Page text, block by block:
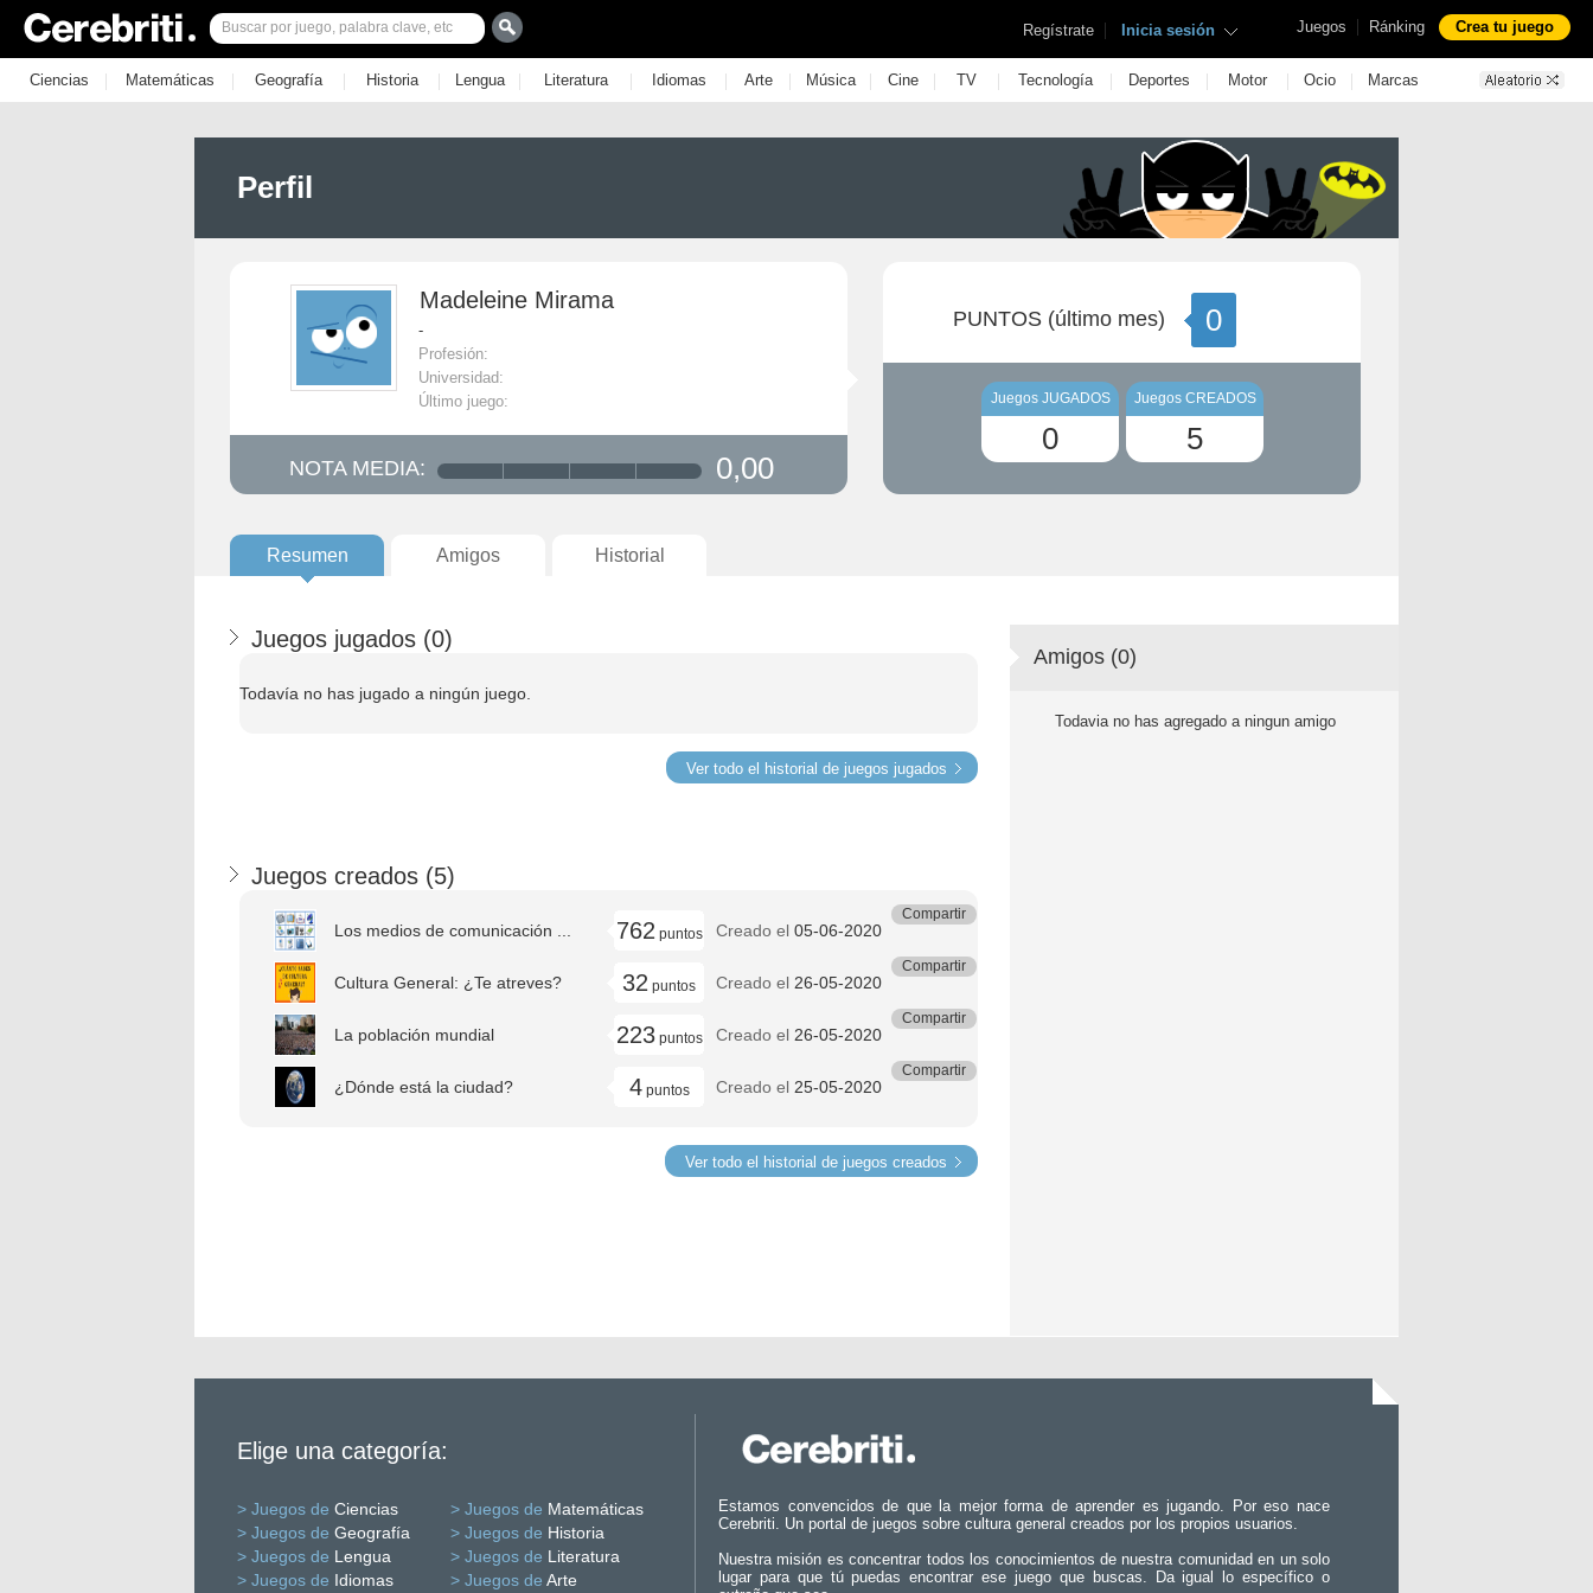
Juegos | Ránking Crea tu juego
Regístrate | Inicia sesión
Ciencias | Matemáticas | Geografía | Historia | Lengua | Literatura | Idiomas | Arte | Música | Cine | TV | Tecnología | Deportes | Motor | Ocio | Marcas
Perfil
Madeleine Mirama
-
Profesión:
Universidad:
Último juego:
NOTA MEDIA: 0,00
PUNTOS (último mes) 0
Juegos JUGADOS
0
Juegos CREADOS
5
Resumen Amigos Historial
Juegos jugados (0)
Todavía no has jugado a ningún juego.
Ver todo el historial de juegos jugados
Juegos creados (5)
Los medios de comunicación ... 762puntos Creado el 05-06-2020
Compartir
Cultura General: ¿Te atreves? 32 puntos Creado el 26-05-2020
Compartir
La población mundial 223puntos Creado el 26-05-2020
Compartir
¿Dónde está la ciudad? 4puntos Creado el 25-05-2020
Compartir
Ver todo el historial de juegos creados
Amigos (0)
Todavia no has agregado a ningun amigo
Elige una categoría:
> Juegos de Ciencias > Juegos de Matemáticas
> Juegos de Geografía > Juegos de Historia
> Juegos de Lengua > Juegos de Literatura
> Juegos de Idiomas > Juegos de Arte
Estamos convencidos de que la mejor forma de aprender es jugando. Por eso nace
Cerebriti. Un portal de juegos sobre cultura general creados por los propios usuarios.
Nuestra misión es concentrar todos los conocimientos de nuestra comunidad en un solo
lugar para que tú puedas encontrar ese juego que buscas. Da igual lo específico o